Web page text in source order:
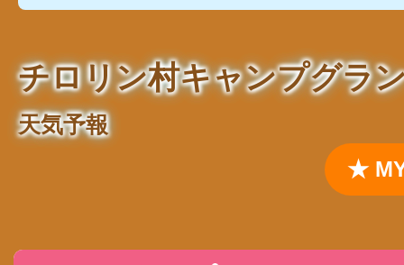
チロリン村キャンプグラ
天気予報
★